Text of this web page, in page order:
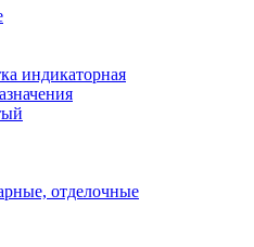
индикаторная
отделочные